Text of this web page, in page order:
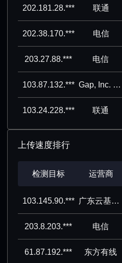
202.181.28.*** 联通
202.38.170.*** 电信
203.27.88.*** 电信
103.87.132.*** Gap, Inc. Direct
103.24.228.*** 联通
上传速度排行
检测目标 运营商
103.145.90.*** 广东云基科技有限公司
203.8.203.*** 电信
61.87.192.*** 东方有线